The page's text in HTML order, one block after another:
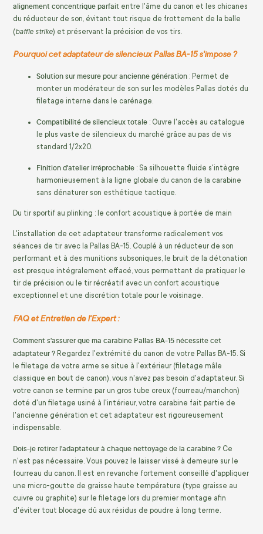
alignement concentrique parfait entre l'âme du canon et les chicanes
du réducteur de son, évitant tout risque de frottement de la balle
(baffle strike) et préservant la précision de vos tirs.
Pourquoi cet adaptateur de silencieux Pallas BA-15 s'impose ?
Solution sur mesure pour ancienne génération : Permet de
monter un modérateur de son sur les modèles Pallas dotés du
filetage interne dans le carénage.
Compatibilité de silencieux totale : Ouvre l'accès au catalogue
le plus vaste de silencieux du marché grâce au pas de vis
standard 1/2x20.
Finition d'atelier irréprochable : Sa silhouette fluide s'intègre
harmonieusement à la ligne globale du canon de la carabine
sans dénaturer son esthétique tactique.
Du tir sportif au plinking : le confort acoustique à portée de main
L'installation de cet adaptateur transforme radicalement vos
séances de tir avec la Pallas BA-15. Couplé à un réducteur de son
performant et à des munitions subsoniques, le bruit de la détonation
est presque intégralement effacé, vous permettant de pratiquer le
tir de précision ou le tir récréatif avec un confort acoustique
exceptionnel et une discrétion totale pour le voisinage.
FAQ et Entretien de l'Expert :
Comment s'assurer que ma carabine Pallas BA-15 nécessite cet
adaptateur ? Regardez l'extrémité du canon de votre Pallas BA-15. Si
le filetage de votre arme se situe à l'extérieur (filetage mâle
classique en bout de canon), vous n'avez pas besoin d'adaptateur. Si
votre canon se termine par un gros tube creux (fourreau/manchon)
doté d'un filetage usiné à l'intérieur, votre carabine fait partie de
l'ancienne génération et cet adaptateur est rigoureusement
indispensable.
Dois-je retirer l'adaptateur à chaque nettoyage de la carabine ? Ce
n'est pas nécessaire. Vous pouvez le laisser vissé à demeure sur le
fourreau du canon. Il est en revanche fortement conseillé d'appliquer
une micro-goutte de graisse haute température (type graisse au
cuivre ou graphite) sur le filetage lors du premier montage afin
d'éviter tout blocage dû aux résidus de poudre à long terme.